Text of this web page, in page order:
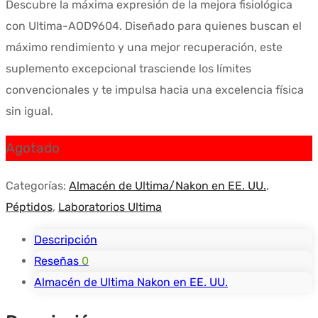
Descubre la máxima expresión de la mejora fisiológica
con Ultima-AOD9604. Diseñado para quienes buscan el
máximo rendimiento y una mejor recuperación, este
suplemento excepcional trasciende los límites
convencionales y te impulsa hacia una excelencia física
sin igual.
Agotado
Categorías: Almacén de Ultima/Nakon en EE. UU.,
Péptidos, Laboratorios Ultima
Descripción
Reseñas 0
Almacén de Ultima Nakon en EE. UU.